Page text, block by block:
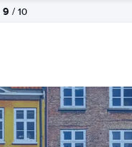
9 / 10